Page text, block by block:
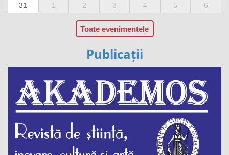
31
1 2 3 4 5 6
Toate evenimentele
Publicații